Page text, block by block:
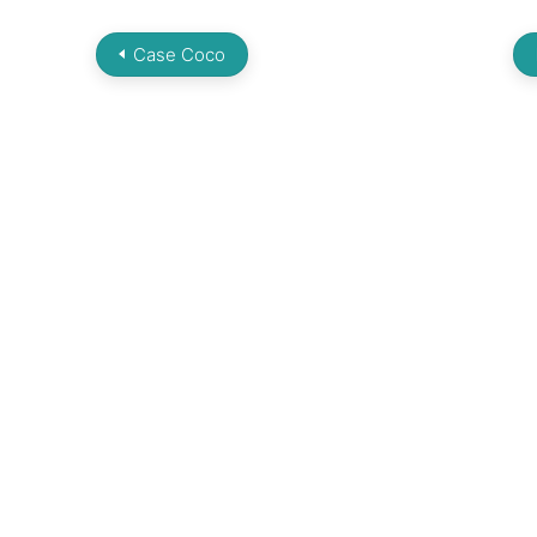
Case Coco